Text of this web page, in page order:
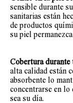
sensible durante
sanitarias están
de productos
su piel
Cobertura durante
alta calidad están
absorbente lo
concentrarse en lo
sea su día.